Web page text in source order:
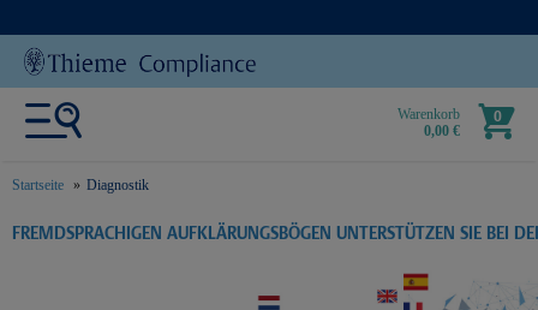
Warenkorb
0,00 €
0
Startseite Diagnostik
text.skipToContent
text.skipToNavigation
FREMDSPRACHIGEN AUFKLÄRUNGSBÖGEN UNTERSTÜTZEN SIE BEI